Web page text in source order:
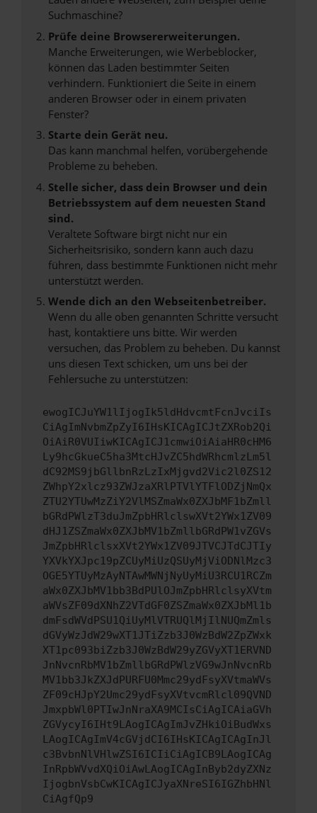
Suchmaschine?
Prüfe deine Browsererweiterungen.
Manche Erweiterungen, wie Werbeblocker,
können das Laden bestimmter Seiten
verhindern. Funktioniert die Seite in einem
anderen Browser oder in einem privaten
Fenster?
Starte dein Gerät neu.
Das kann manchmal helfen, vorübergehende
Probleme zu beheben.
Stelle sicher, dass dein Browser und dein
Betriebssystem auf dem neuesten Stand
sind.
Veraltete Software birgt nicht nur ein
Sicherheitsrisiko, sondern kann auch dazu
führen, dass bestimmte Funktionen nicht mehr
unterstützt werden.
Wende dich an den Webseitenbetreiber.
Wenn du alle oben genannten Schritte versucht
hast, kontaktiere uns bitte. Wir werden
versuchen, das Problem zu beheben. Du kannst
uns diesen Text schicken, um uns bei der
Fehlersuche zu unterstützen:
ewogICJuYW1lIjogIk5ldHdvcmtFcnJvciIs
CiAgImNvbmZpZyI6IHsKICAgICJtZXRob2Qi
OiAiR0VUIiwKICAgICJ1cmwiOiAiaHR0cHM6
Ly9hcGkueC5ha3MtcHJvZC5hdWRhcmlzLm5l
dC92MS9jbGllbnRzLzIxMjgvd2Vic2l0ZS12
ZWhpY2xlcz93ZWJzaXRlPTVlYTFlODZjNmQx
ZTU2YTUwMzZiY2VlMSZmaWx0ZXJbMF1bZmll
bGRdPWlzT3duJmZpbHRlclswXVt2YWx1ZV09
dHJ1ZSZmaWx0ZXJbMV1bZmllbGRdPW1vZGVs
JmZpbHRlclsxXVt2YWx1ZV09JTVCJTdCJTIy
YXVkYXJpc19pZCUyMiUzQSUyMjViODNlMzc3
OGE5YTUyMzAyNTAwMWNjNyUyMiU3RCU1RCZm
aWx0ZXJbMV1bb3BdPUlOJmZpbHRlclsyXVtm
aWVsZF09dXNhZ2VTdGF0ZSZmaWx0ZXJbMl1b
dmFsdWVdPSU1QiUyMlVTRUQlMjIlNUQmZmls
dGVyWzJdW29wXT1JTiZzb3J0WzBdW2ZpZWxk
XT1pc093biZzb3J0WzBdW29yZGVyXT1ERVND
JnNvcnRbMV1bZmllbGRdPWlzVG9wJnNvcnRb
MV1bb3JkZXJdPURFU0Mmc29ydFsyXVtmaWVs
ZF09cHJpY2Umc29ydFsyXVtvcmRlcl09QVND
JmxpbWl0PTIwJnNraXA9MCIsCiAgICAiaGVh
ZGVycyI6IHt9LAogICAgImJvZHkiOiBudWxs
LAogICAgImV4cGVjdCI6IHsKICAgICAgInJl
c3BvbnNlVHlwZSI6ICIiCiAgICB9LAogICAg
InRpbWVvdXQiOiAwLAogICAgInByb2dyZXNz
IjogbnVsbCwKICAgICJyaXNreSI6IGZhbHNl
CiAgfQp9